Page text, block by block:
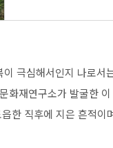
극심해서인지 나로
화재연구소가 발굴한
한 직후에 지은 흔적